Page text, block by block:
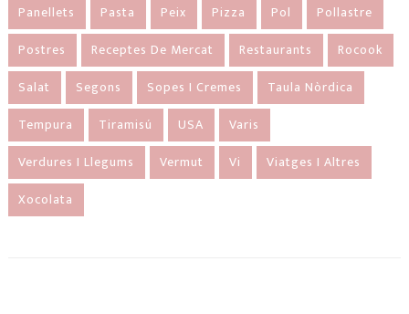
Panellets
Pasta Peix Pizza Pol
Pollastre
Postres
Receptes De Mercat Restaurants
Rocook
Salat
Segons Sopes I Cremes
Taula Nòrdica
Tempura
Tiramisú USA
Varis
Verdures I Llegums
Vermut Vi
Viatges I Altres
Xocolata